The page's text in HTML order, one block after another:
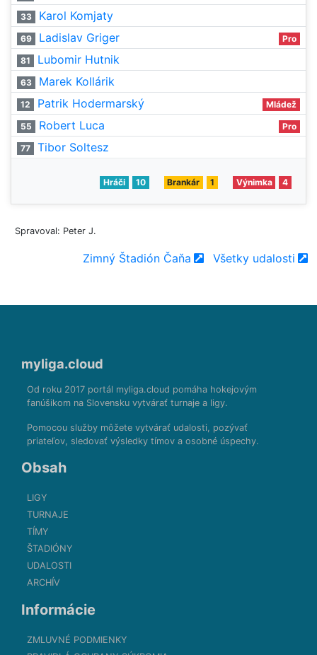
33 Karol Komjaty
69 Ladislav Griger Pro
81 Lubomir Hutnik
63 Marek Kollárik
12 Patrik Hodermarský Mládež
55 Robert Luca Pro
77 Tibor Soltesz
Hráči 10 Brankár 1 Výnimka 4
Spravoval: Peter J.
Zimný Štadión Čaňa Všetky udalosti
myliga.cloud
Od roku 2017 portál myliga.cloud pomáha hokejovým
fanúšikom na Slovensku vytvárať turnaje a ligy.
Pomocou služby môžete vytvárať udalosti, pozývať
priateľov, sledovať výsledky tímov a osobné úspechy.
Obsah
LIGY
TURNAJE
TÍMY
ŠTADIÓNY
UDALOSTI
ARCHÍV
Informácie
ZMLUVNÉ PODMIENKY